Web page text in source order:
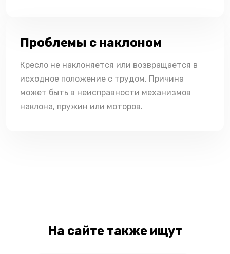
Проблемы с наклоном
Кресло не наклоняется или возвращается в
исходное положение с трудом. Причина
может быть в неисправности механизмов
наклона, пружин или моторов.
На сайте также ищут